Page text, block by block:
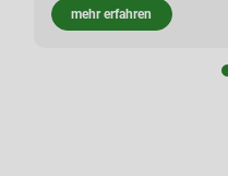
mehr erfahren